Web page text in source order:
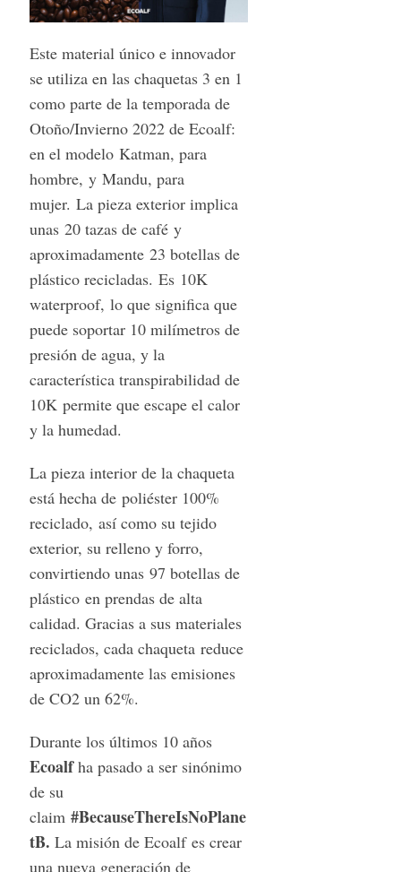
Este material único e innovador
se utiliza en las chaquetas 3 en 1
como parte de la temporada de
Otoño/Invierno 2022 de Ecoalf:
en el modelo Katman, para
hombre, y Mandu, para
mujer. La pieza exterior implica
unas 20 tazas de café y
aproximadamente 23 botellas de
plástico recicladas. Es 10K
waterproof, lo que significa que
puede soportar 10 milímetros de
presión de agua, y la
característica transpirabilidad de
10K permite que escape el calor
y la humedad.
La pieza interior de la chaqueta
está hecha de poliéster 100%
reciclado, así como su tejido
exterior, su relleno y forro,
convirtiendo unas 97 botellas de
plástico en prendas de alta
calidad. Gracias a sus materiales
reciclados, cada chaqueta reduce
aproximadamente las emisiones
de CO2 un 62%.
Durante los últimos 10 años
Ecoalfha pasado a ser sinónimo
de su
claim #BecauseThereIsNoPlane
tB. La misión de Ecoalf es crear
una nueva generación de
S
a
c
h
: